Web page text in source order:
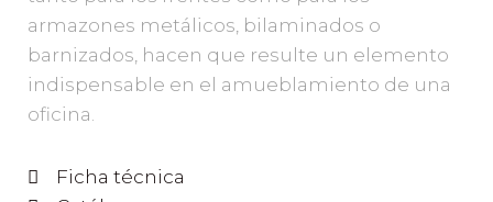
armazones metálicos, bilaminados o
barnizados, hacen que resulte un elemento
indispensable en el amueblamiento de una
oficina.
Ficha técnica